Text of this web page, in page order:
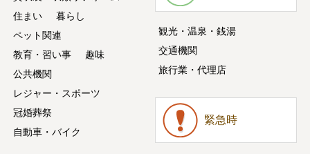
住まい
暮らし
ペット関連
教育・習い事
趣味
公共機関
レジャー・スポーツ
冠婚葬祭
自動車・バイク
観光・温泉・銭湯
交通機関
旅行業・代理店
緊急時